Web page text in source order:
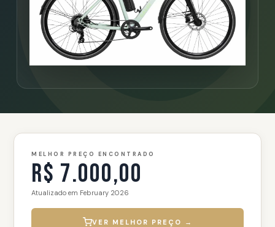
MELHOR PREÇO ENCONTRADO
R$ 7.000,00
Atualizado em February 2026
VER MELHOR PREÇO →